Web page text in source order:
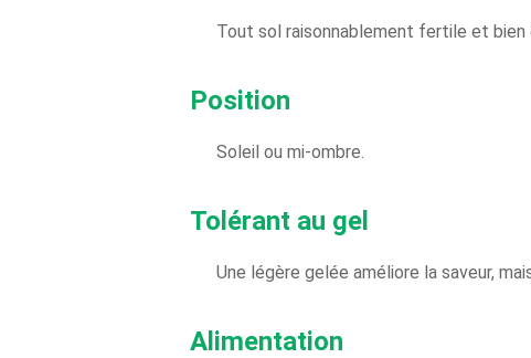
Tout sol raisonnablement fertile et bien
Position
Soleil ou mi-ombre.
Tolérant au gel
Une légère gelée améliore la saveur,
Alimentation